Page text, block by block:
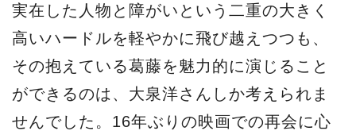
実在した人物と障がいという二重の大きく
高いハードルを軽やかに飛び越えつつも、
その抱えている葛藤を魅力的に演じること
ができるのは、大泉洋さんしか考えられま
せんでした。16年ぶりの映画での再会に心